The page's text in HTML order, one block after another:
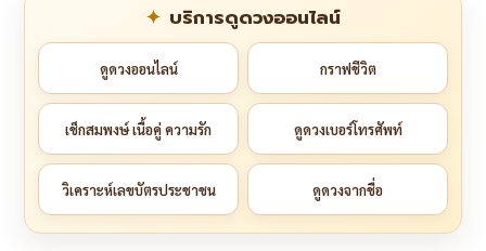
บริการดูดวงออนไลน์
ดูดวงออนไลน์ กราฟชีวิต
เช็กสมพงษ์ เนื้อคู่ ความรัก ดูดวงเบอร์โทรศัพท์
วิเคราะห์เลขบัตรประชาชน ดูดวงจากชื่อ